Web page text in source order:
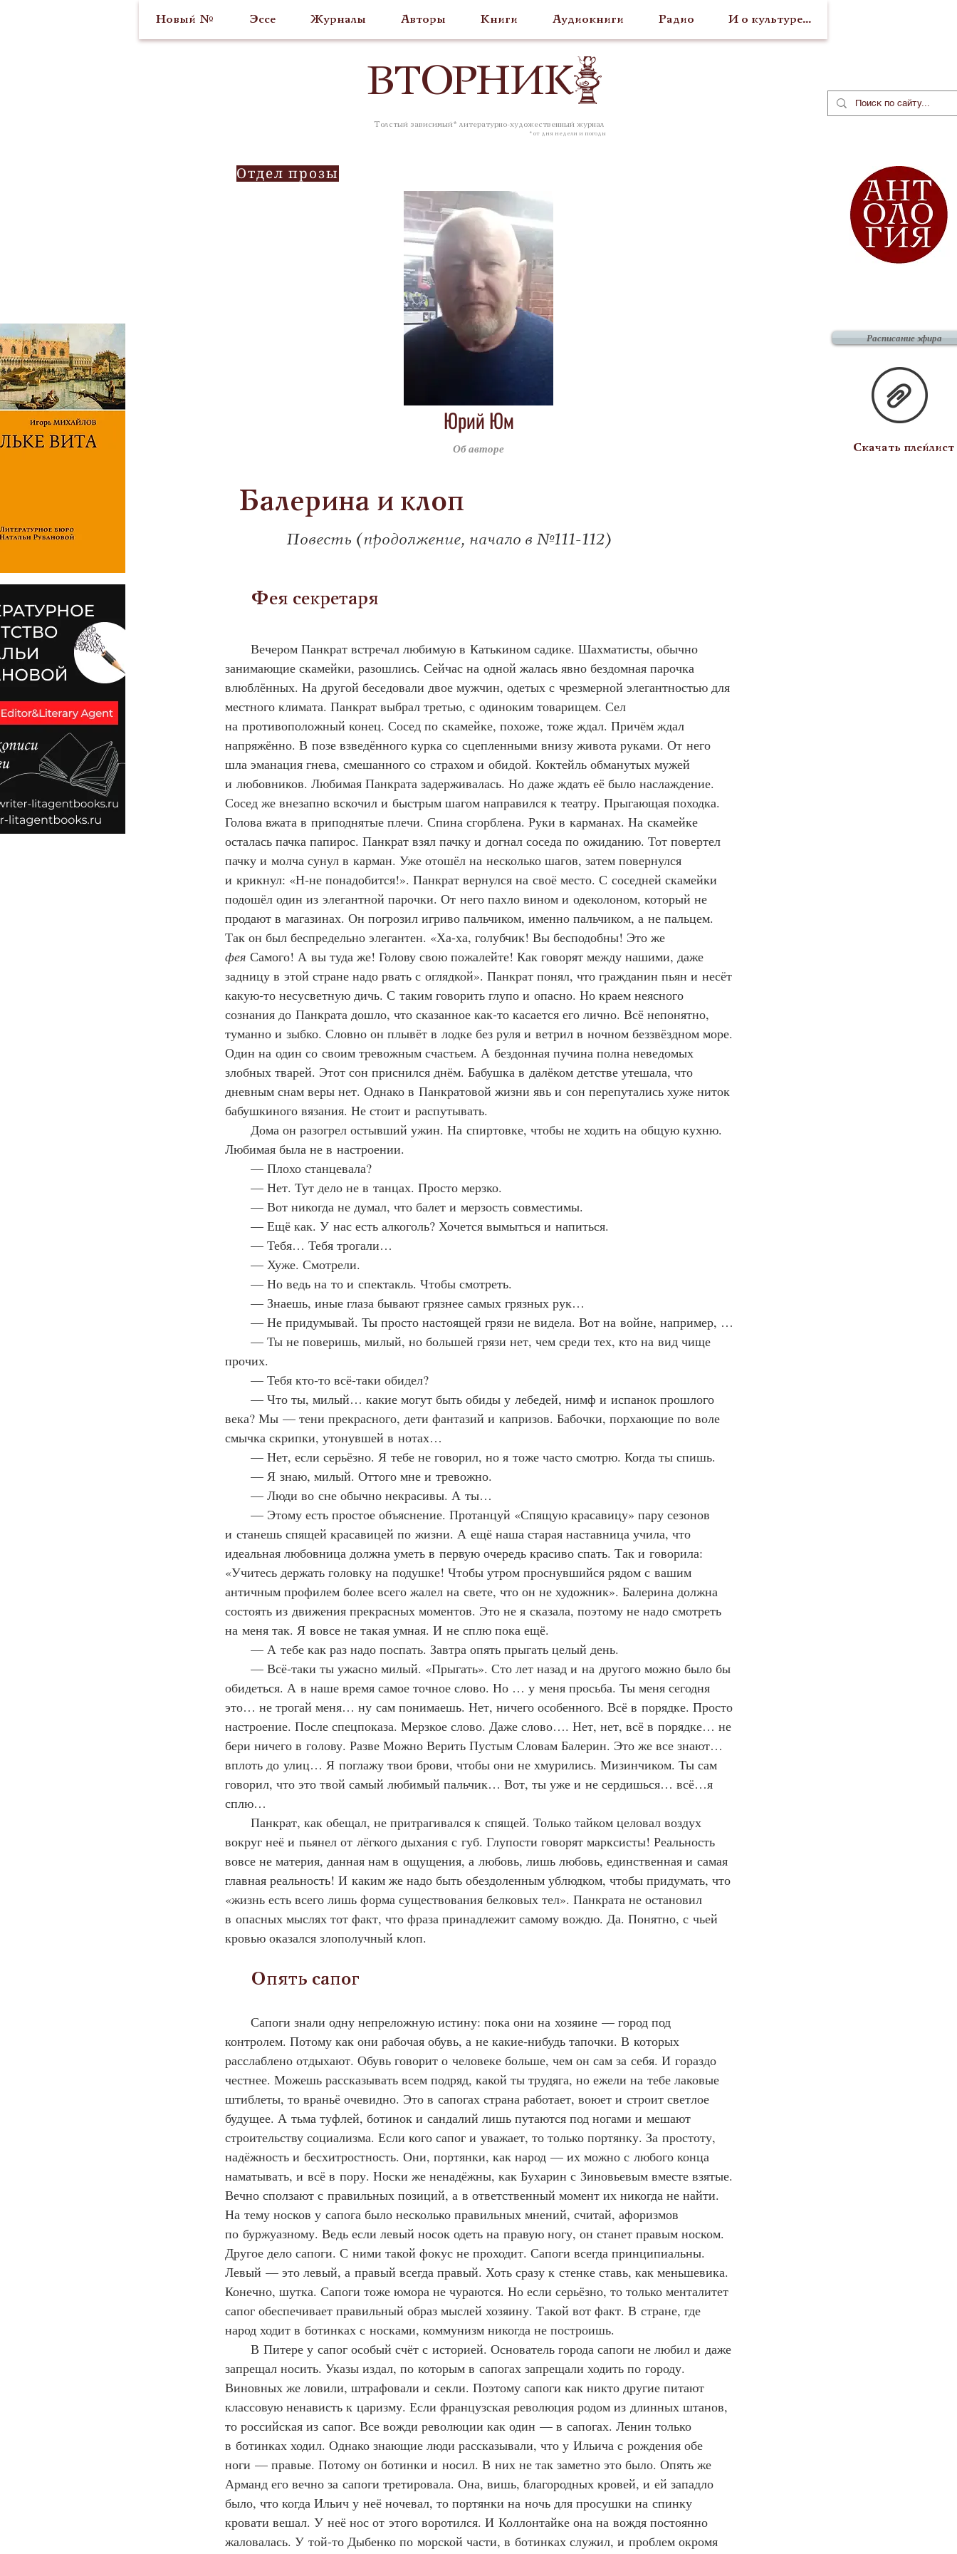
Новый № Эссе Журналы Авторы Книги Аудиокниги Радио И о культуре...
ВТОРНИК
Толстый зависимый* литературно-художественный журнал
* от дня недели и погоды
Отдел прозы
Юрий Юм
Об авторе
Балерина и клоп
Повесть (продолжение, начало в №111-112)
Фея секретаря
Вечером Панкрат встречал любимую в Катькином садике. Шахматисты, обычно
занимающие скамейки, разошлись. Сейчас на одной жалась явно бездомная парочка
влюблённых. На другой беседовали двое мужчин, одетых с чрезмерной элегантностью для
местного климата. Панкрат выбрал третью, с одиноким товарищем. Сел
на противоположный конец. Сосед по скамейке, похоже, тоже ждал. Причём ждал
напряжённо. В позе взведённого курка со сцепленными внизу живота руками. От него
шла эманация гнева, смешанного со страхом и обидой. Коктейль обманутых мужей
и любовников. Любимая Панкрата задерживалась. Но даже ждать её было наслаждение.
Сосед же внезапно вскочил и быстрым шагом направился к театру. Прыгающая походка.
Голова вжата в приподнятые плечи. Спина сгорблена. Руки в карманах. На скамейке
осталась пачка папирос. Панкрат взял пачку и догнал соседа по ожиданию. Тот повертел
пачку и молча сунул в карман. Уже отошёл на несколько шагов, затем повернулся
и крикнул: «Н‑не понадобится!». Панкрат вернулся на своё место. С соседней скамейки
подошёл один из элегантной парочки. От него пахло вином и одеколоном, который не
продают в магазинах. Он погрозил игриво пальчиком, именно пальчиком, а не пальцем.
Так он был беспредельно элегантен. «Ха‑ха, голубчик! Вы бесподобны! Это же
фея Самого! А вы туда же! Голову свою пожалейте! Как говорят между нашими, даже
задницу в этой стране надо рвать с оглядкой». Панкрат понял, что гражданин пьян и несёт
какую‑то несусветную дичь. С таким говорить глупо и опасно. Но краем неясного
сознания до Панкрата дошло, что сказанное как‑то касается его лично. Всё непонятно,
туманно и зыбко. Словно он плывёт в лодке без руля и ветрил в ночном беззвёздном море.
Один на один со своим тревожным счастьем. А бездонная пучина полна неведомых
злобных тварей. Этот сон приснился днём. Бабушка в далёком детстве утешала, что
дневным снам веры нет. Однако в Панкратовой жизни явь и сон перепутались хуже ниток
бабушкиного вязания. Не стоит и распутывать.
Дома он разогрел остывший ужин. На спиртовке, чтобы не ходить на общую кухню.
Любимая была не в настроении.
— Плохо станцевала?
— Нет. Тут дело не в танцах. Просто мерзко.
— Вот никогда не думал, что балет и мерзость совместимы.
— Ещё как. У нас есть алкоголь? Хочется вымыться и напиться.
— Тебя… Тебя трогали…
— Хуже. Смотрели.
— Но ведь на то и спектакль. Чтобы смотреть.
— Знаешь, иные глаза бывают грязнее самых грязных рук…
— Не придумывай. Ты просто настоящей грязи не видела. Вот на войне, например, …
— Ты не поверишь, милый, но большей грязи нет, чем среди тех, кто на вид чище
прочих.
— Тебя кто‑то всё‑таки обидел?
— Что ты, милый… какие могут быть обиды у лебедей, нимф и испанок прошлого
века? Мы — тени прекрасного, дети фантазий и капризов. Бабочки, порхающие по воле
смычка скрипки, утонувшей в нотах…
— Нет, если серьёзно. Я тебе не говорил, но я тоже часто смотрю. Когда ты спишь.
— Я знаю, милый. Оттого мне и тревожно.
— Люди во сне обычно некрасивы. А ты…
— Этому есть простое объяснение. Протанцуй «Спящую красавицу» пару сезонов
и станешь спящей красавицей по жизни. А ещё наша старая наставница учила, что
идеальная любовница должна уметь в первую очередь красиво спать. Так и говорила:
«Учитесь держать головку на подушке! Чтобы утром проснувшийся рядом с вашим
античным профилем более всего жалел на свете, что он не художник». Балерина должна
состоять из движения прекрасных моментов. Это не я сказала, поэтому не надо смотреть
на меня так. Я вовсе не такая умная. И не сплю пока ещё.
— А тебе как раз надо поспать. Завтра опять прыгать целый день.
— Всё‑таки ты ужасно милый. «Прыгать». Сто лет назад и на другого можно было бы
обидеться. А в наше время самое точное слово. Но … у меня просьба. Ты меня сегодня
это… не трогай меня… ну сам понимаешь. Нет, ничего особенного. Всё в порядке. Просто
настроение. После спецпоказа. Мерзкое слово. Даже слово…. Нет, нет, всё в порядке… не
бери ничего в голову. Разве Можно Верить Пустым Словам Балерин. Это же все знают…
вплоть до улиц… Я поглажу твои брови, чтобы они не хмурились. Мизинчиком. Ты сам
говорил, что это твой самый любимый пальчик… Вот, ты уже и не сердишься… всё…я
сплю…
Панкрат, как обещал, не притрагивался к спящей. Только тайком целовал воздух
вокруг неё и пьянел от лёгкого дыхания с губ. Глупости говорят марксисты! Реальность
вовсе не материя, данная нам в ощущения, а любовь, лишь любовь, единственная и самая
главная реальность! И каким же надо быть обездоленным ублюдком, чтобы придумать, что
«жизнь есть всего лишь форма существования белковых тел». Панкрата не остановил
в опасных мыслях тот факт, что фраза принадлежит самому вождю. Да. Понятно, с чьей
кровью оказался злополучный клоп.
Опять сапог
Сапоги знали одну непреложную истину: пока они на хозяине — город под
контролем. Потому как они рабочая обувь, а не какие‑нибудь тапочки. В которых
расслаблено отдыхают. Обувь говорит о человеке больше, чем он сам за себя. И гораздо
честнее. Можешь рассказывать всем подряд, какой ты трудяга, но ежели на тебе лаковые
штиблеты, то враньё очевидно. Это в сапогах страна работает, воюет и строит светлое
будущее. А тьма туфлей, ботинок и сандалий лишь путаются под ногами и мешают
строительству социализма. Если кого сапог и уважает, то только портянку. За простоту,
надёжность и бесхитростность. Они, портянки, как народ — их можно с любого конца
наматывать, и всё в пору. Носки же ненадёжны, как Бухарин с Зиновьевым вместе взятые.
Вечно сползают с правильных позиций, а в ответственный момент их никогда не найти.
На тему носков у сапога было несколько правильных мнений, считай, афоризмов
по буржуазному. Ведь если левый носок одеть на правую ногу, он станет правым носком.
Другое дело сапоги. С ними такой фокус не проходит. Сапоги всегда принципиальны.
Левый — это левый, а правый всегда правый. Хоть сразу к стенке ставь, как меньшевика.
Конечно, шутка. Сапоги тоже юмора не чураются. Но если серьёзно, то только менталитет
сапог обеспечивает правильный образ мыслей хозяину. Такой вот факт. В стране, где
народ ходит в ботинках с носками, коммунизм никогда не построишь.
В Питере у сапог особый счёт с историей. Основатель города сапоги не любил и даже
запрещал носить. Указы издал, по которым в сапогах запрещали ходить по городу.
Виновных же ловили, штрафовали и секли. Поэтому сапоги как никто другие питают
классовую ненависть к царизму. Если французская революция родом из длинных штанов,
то российская из сапог. Все вожди революции как один — в сапогах. Ленин только
в ботинках ходил. Однако знающие люди рассказывали, что у Ильича с рождения обе
ноги — правые. Потому он ботинки и носил. В них не так заметно это было. Опять же
Арманд его вечно за сапоги третировала. Она, вишь, благородных кровей, и ей западло
было, что когда Ильич у неё ночевал, то портянки на ночь для просушки на спинку
кровати вешал. У неё нос от этого воротился. И Коллонтайке она на вождя постоянно
жаловалась. У той‑то Дыбенко по морской части, в ботинках служил, и проблем окромя
Расписание эфира
Скачать плейлист